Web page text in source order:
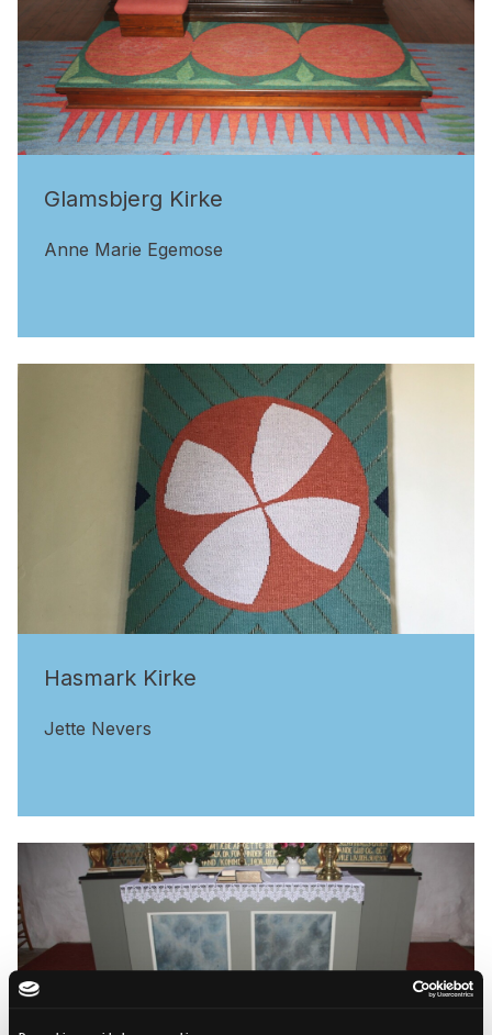
Glamsbjerg Kirke
Anne Marie Egemose
Hasmark Kirke
Jette Nevers